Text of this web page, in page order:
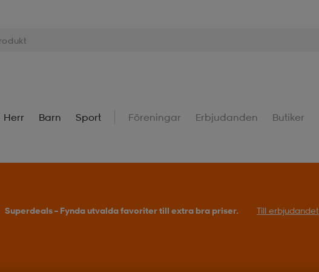
Herr Barn Sport Föreningar Erbjudanden Butiker
Superdeals – Fynda utvalda favoriter till extra bra priser. Till erbjudandet